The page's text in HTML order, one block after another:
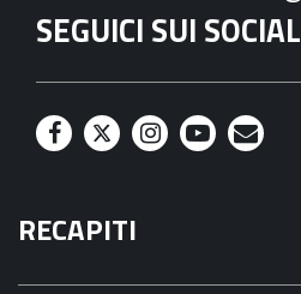
SEGUICI SUI SOCIAL
F
c
e
T
i
t
I
t
Y
t
M
l
RECAPITI